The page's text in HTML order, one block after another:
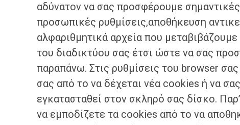
αδύνατον να σας προσφέρουμε
προσωπικές ρυθμίσεις,αποθήκευση
αλφαριθμητικά αρχεία που
του διαδικτύου σας έτσι ώστε να σας
παραπάνω. Στις ρυθμίσεις του browser
σας από το να δέχεται νέα cookies ή να
εγκατασταθεί στον σκληρό σας δίσκο.
να εμποδίζετε τα cookies από το να